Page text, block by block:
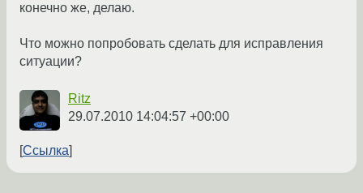
конечно же, делаю.
Что можно попробовать сделать для исправления
ситуации?
Ritz
29.07.2010 14:04:57 +00:00
Ссылка